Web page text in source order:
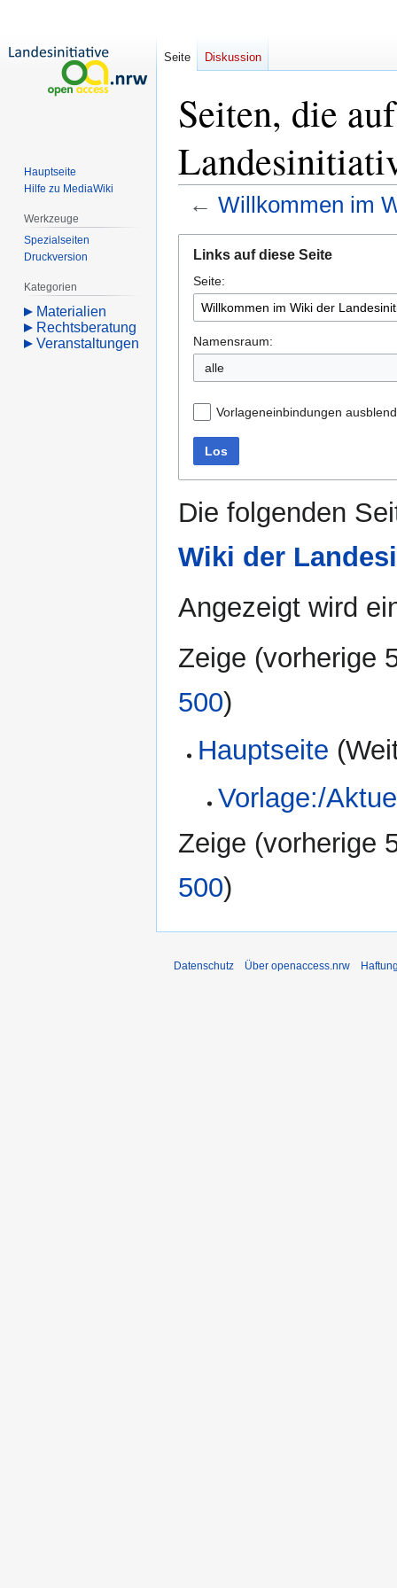
Seiten, die
← Willkommen im
Navigation
springen
Suche
springen
Links auf diese Seite
Seite:
Namensraum:
alle
Vorlageneinbindungen
Los
Die folgenden
Wiki der
Angezeigt wird
Zeige (vorherige
500)
Hauptseite
Vorlage:/
Zeige (vorherige
500)
Seite Diskussion
Hauptseite
Hilfe zu MediaWiki
Werkzeuge
Spezialseiten
Druckversion
Kategorien
Materialien
Rechtsberatung
Veranstaltungen
Datenschutz Über openaccess.nrw